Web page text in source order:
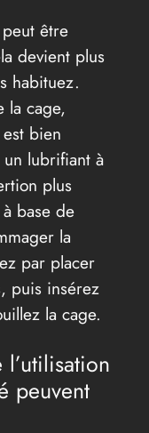
être
devient plus
habituez.
la cage,
bien
lubrifiant à
plus
base de
la
par placer
puis insérez
la cage.
peuvent